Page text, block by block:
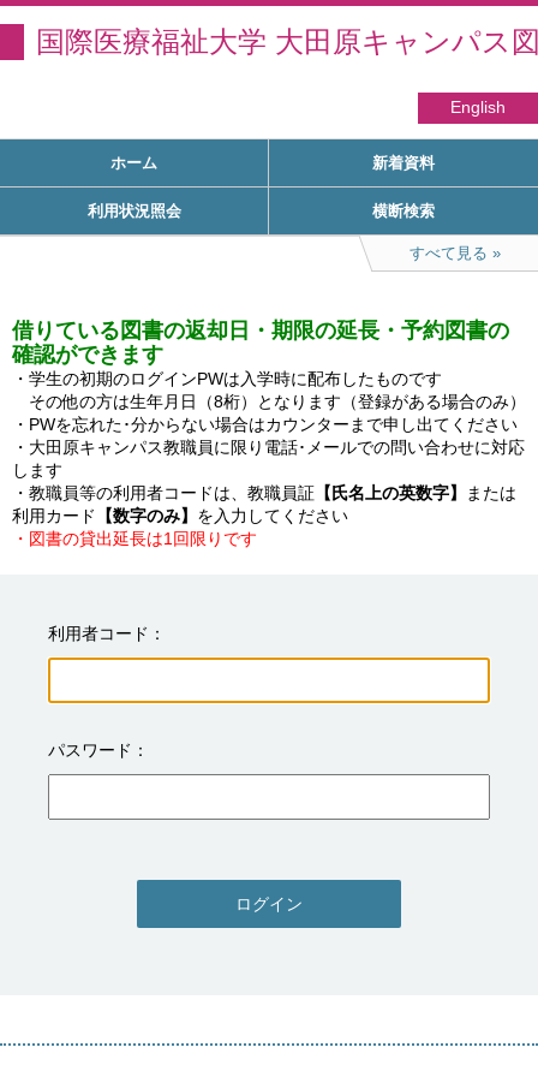
国際医療福祉大学 大田原キャンパス
English
ホーム 新着資料
利用状況照会 横断検索
すべて見る
借りている図書の返却日・期限の延長・予約図書の
確認ができます
・学生の初期のログインPWは入学時に配布したものです
その他の方は生年月日（8桁）となります（登録がある場合のみ）
・PWを忘れた･分からない場合はカウンターまで申し出てください
・大田原キャンパス教職員に限り電話･メールでの問い合わせに対応
します
・教職員等の利用者コードは、教職員証 【氏名上の英数字】
または
利用カード
【数字のみ】
・図書の貸出延長は1回限りです
利用者コード
パスワード
ログイン